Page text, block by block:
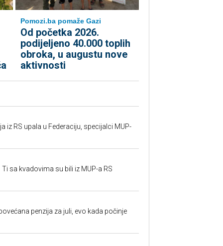
Pomozi.ba pomaže Gazi
Od početka 2026.
podijeljeno 40.000 toplih
obroka, u augustu nove
aktivnosti
iz RS upala u Federaciju, specijalci MUP-
sa kvadovima su bili iz MUP-a RS
penzija za juli, evo kada počinje